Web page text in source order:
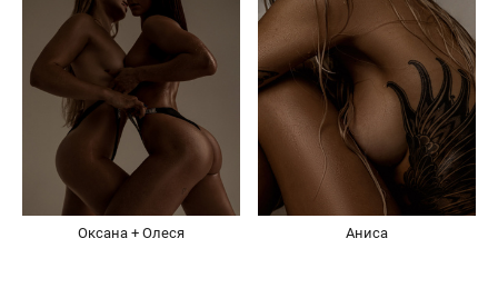
Оксана + Олеся Аниса